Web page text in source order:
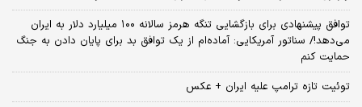
توافق پیشنهادی برای بازگشایی تنگه هرمز سالانه ۱۰۰ میلیارد دلار به ایران
می‌دهد!/ سناتور آمریکایی: آماده‌ام از یک توافق بد برای پایان دادن به جنگ
حمایت کنم
توئیت تازه ترامپ علیه ایران + عکس